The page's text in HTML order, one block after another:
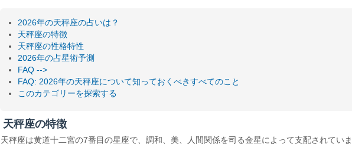
2026年の天秤座の占いは？
天秤座の特徴
天秤座の性格特性
2026年の占星術予測
FAQ -->
FAQ: 2026年の天秤座について知っておくべきすべてのこと
このカテゴリーを探索する
天秤座の特徴
天秤座は黄道十二宮の7番目の星座で、調和、美、人間関係を司る金星によって支配されて